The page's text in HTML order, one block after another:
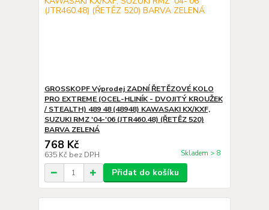
GROSSKOPF Výprodej ZADNÍ ŘETĚZOVÉ KOLO
PRO EXTREME (OCEL-HLINÍK - DVOJITÝ KROUŽEK
/ STEALTH) 489 48 (48948) KAWASAKI KX/KXF,
SUZUKI RMZ '04-'06 (JTR460.48) (ŘETĚZ 520)
BARVA ZELENÁ
768 Kč
635 Kč bez DPH Skladem > 8
Přidat do košíku